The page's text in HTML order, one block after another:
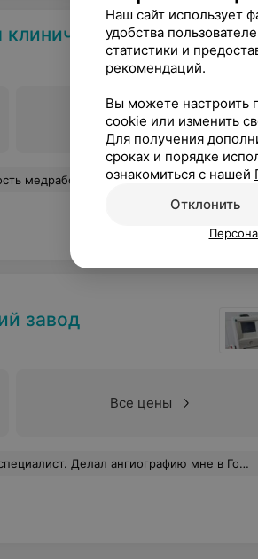
больница №3
Все цены
доктору Татьяне Сергеевне за отзывчивость, качественное лечение, профессиональный подход и бесценный труд! Успехов вам, благополучия и здоровья!
завод
Все цены
приятную процедуру меня успокаивал, после процедуры заходил посмотреть за моим состоянием. Я осталась довольна....
Наш сайт использует
удобства
статистики и
рекомендаций.
Вы можете настроить
cookie или изменить
Для получения
сроках и порядке
ознакомиться с нашей
Отклонить